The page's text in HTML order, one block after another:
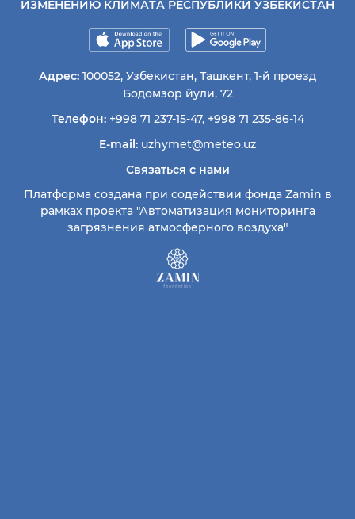
ИЗМЕНЕНИЮ КЛИМАТА РЕСПУБЛИКИ УЗБЕКИСТАН
Адрес: 100052, Узбекистан, Ташкент, 1-й проезд
Бодомзор йули, 72
Телефон: +998 71 237-15-47, +998 71 235-86-14
E-mail: uzhymet@meteo.uz
Связаться с нами
Платформа создана при содействии фонда Zamin в
рамках проекта "Автоматизация мониторинга
загрязнения атмосферного воздуха"